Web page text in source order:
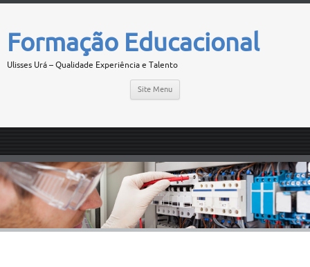
Formação Educacional
Ulisses Urá – Qualidade Experiência e Talento
Site Menu